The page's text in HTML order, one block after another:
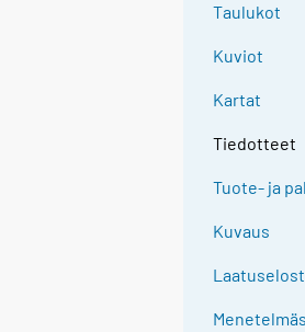
Taulukot
Kuviot
Kartat
Tiedotteet
Tuote- ja
Kuvaus